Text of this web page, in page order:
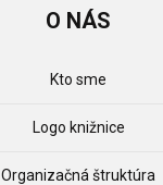
O NÁS
Kto sme
Logo knižnice
Organizačná štruktúra